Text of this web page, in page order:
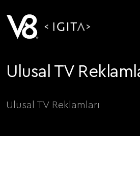
Ulusal TV
Ulusal TV Reklamları